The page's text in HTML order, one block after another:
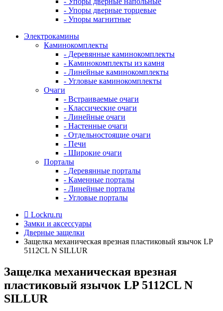
- Упоры дверные торцевые
- Упоры магнитные
Электрокамины
Каминокомплекты
- Деревянные каминокомплекты
- Каминокомплекты из камня
- Линейные каминокомплекты
- Угловые каминокомплекты
Очаги
- Встраиваемые очаги
- Классические очаги
- Линейные очаги
- Настенные очаги
- Отдельностоящие очаги
- Печи
- Широкие очаги
Порталы
- Деревянные порталы
- Каменные порталы
- Линейные порталы
- Угловые порталы
Lockru.ru
Замки и аксессуары
Дверные защелки
Защелка механическая врезная пластиковый язычок LP
5112CL N SILLUR
Защелка механическая врезная
пластиковый язычок LP 5112CL N
SILLUR